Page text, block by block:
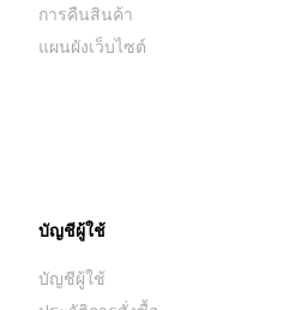
การคืนสินค้า
แผนผังเว็บไซต์
บัญชีผู้ใช้
บัญชีผู้ใช้